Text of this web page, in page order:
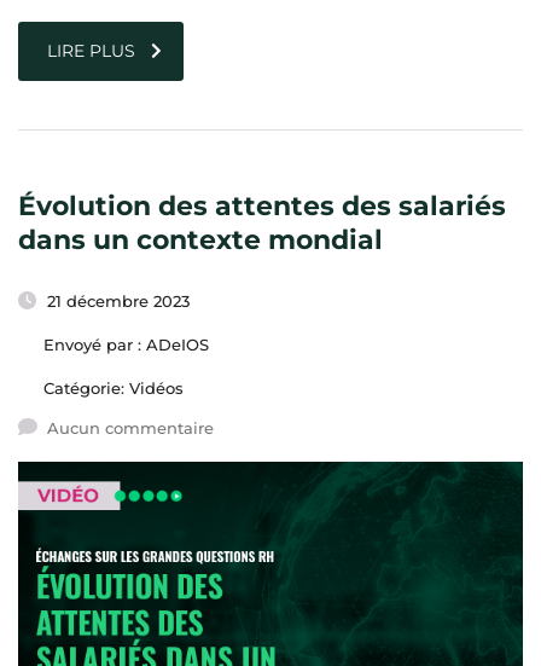
LIRE PLUS
Évolution des attentes des salariés
dans un contexte mondial
21 décembre 2023
Envoyé par : ADeIOS
Catégorie: Vidéos
Aucun commentaire